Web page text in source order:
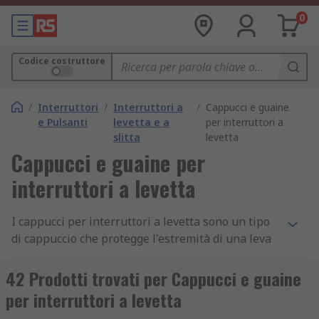
0
Codice costruttore
/ Interruttori
e Pulsanti
/ Interruttori a
levetta e a
slitta
/ Cappucci e guaine
per interruttori a
levetta
Cappucci e guaine per
interruttori a levetta
I cappucci per interruttori a levetta sono un tipo
di cappuccio che protegge l'estremità di una leva
levetta è un interruttore elettrico azionato per
mezzo della leva sporgente che si muove su e giù.
42 Prodotti trovati per Cappucci e guaine
per interruttori a levetta